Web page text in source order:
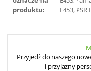
produktu:
E453, PSR
Przyjedź do naszego
i przyjazny